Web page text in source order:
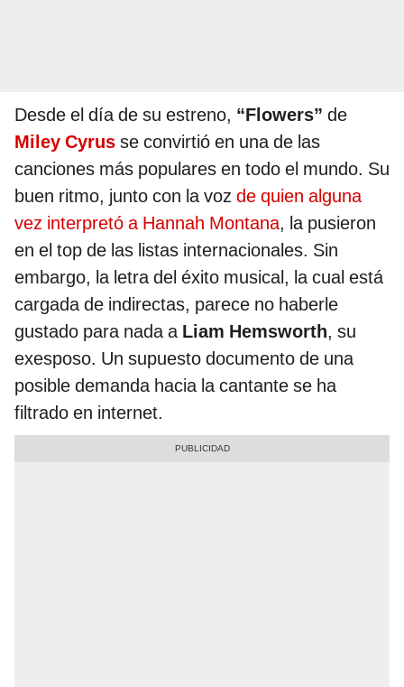
Desde el día de su estreno, “Flowers” de
Miley Cyrus se convirtió en una de las
canciones más populares en todo el mundo. Su
buen ritmo, junto con la voz de quien alguna
vez interpretó a Hannah Montana, la pusieron
en el top de las listas internacionales. Sin
embargo, la letra del éxito musical, la cual está
cargada de indirectas, parece no haberle
gustado para nada a Liam Hemsworth, su
exesposo. Un supuesto documento de una
posible demanda hacia la cantante se ha
filtrado en internet.